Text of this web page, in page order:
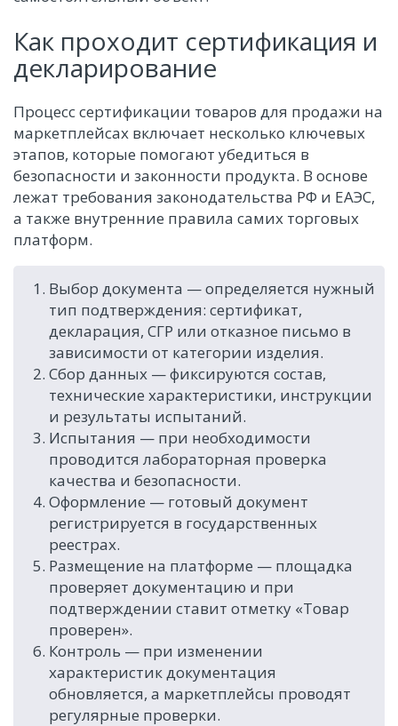
Как проходит сертификация и
декларирование
Процесс сертификации товаров для продажи на
маркетплейсах включает несколько ключевых
этапов, которые помогают убедиться в
безопасности и законности продукта. В основе
лежат требования законодательства РФ и ЕАЭС,
а также внутренние правила самих торговых
платформ.
Выбор документа — определяется нужный
тип подтверждения: сертификат,
декларация, СГР или отказное письмо в
зависимости от категории изделия.
Сбор данных — фиксируются состав,
технические характеристики, инструкции
и результаты испытаний.
Испытания — при необходимости
проводится лабораторная проверка
качества и безопасности.
Оформление — готовый документ
регистрируется в государственных
реестрах.
Размещение на платформе — площадка
проверяет документацию и при
подтверждении ставит отметку «Товар
проверен».
Контроль — при изменении
характеристик документация
обновляется, а маркетплейсы проводят
регулярные проверки.